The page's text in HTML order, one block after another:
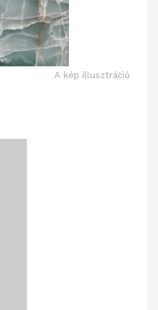
A kép illusztráció